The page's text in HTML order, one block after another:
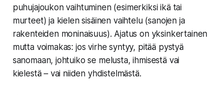
puhujajoukon vaihtuminen (esimerkiksi ikä tai
murteet) ja kielen sisäinen vaihtelu (sanojen ja
rakenteiden moninaisuus). Ajatus on yksinkertainen
mutta voimakas: jos virhe syntyy, pitää pystyä
sanomaan, johtuiko se melusta, ihmisestä vai
kielestä – vai niiden yhdistelmästä.